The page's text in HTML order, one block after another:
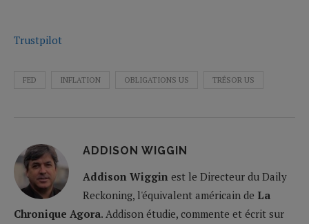
Trustpilot
FED INFLATION OBLIGATIONS US TRÉSOR US
ADDISON WIGGIN
Addison Wiggin est le Directeur du Daily
Reckoning, l'équivalent américain de La
Chronique Agora. Addison étudie, commente et écrit sur